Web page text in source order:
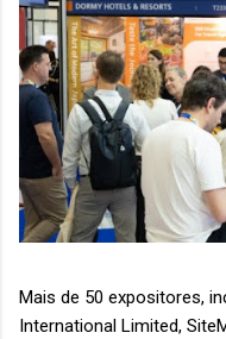
Mais de 50 expositores,
International Limited,